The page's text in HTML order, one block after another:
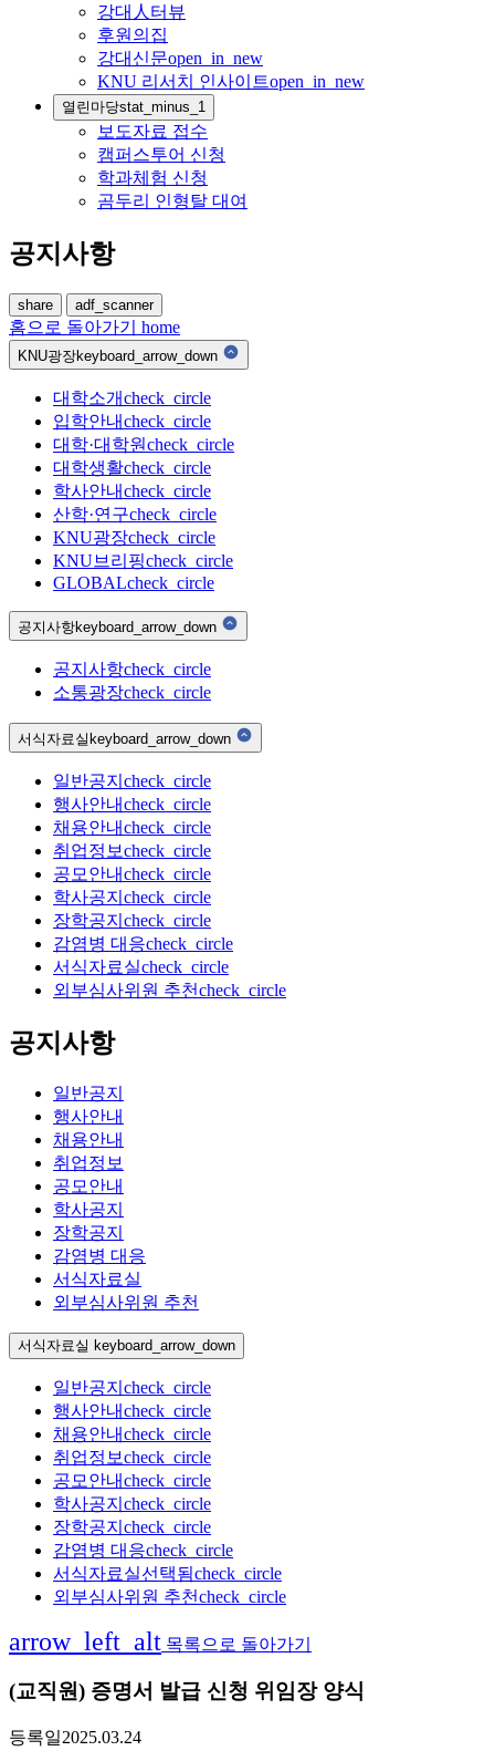
강대人터뷰
후원의집
강대신문open_in_new
KNU 리서치 인사이트open_in_new
열린마당stat_minus_1
보도자료 접수
캠퍼스투어 신청
학과체험 신청
곰두리 인형탈 대여
공지사항
share adf_scanner
홈으로 돌아가기 home
KNU광장keyboard_arrow_down
대학소개check_circle
입학안내check_circle
대학·대학원check_circle
대학생활check_circle
학사안내check_circle
산학·연구check_circle
KNU광장check_circle
KNU브리핑check_circle
GLOBALcheck_circle
공지사항keyboard_arrow_down
공지사항check_circle
소통광장check_circle
서식자료실keyboard_arrow_down
일반공지 check_circle
행사안내check_circle
채용안내check_circle
취업정보check_circle
공모안내check_circle
학사공지 check_circle
장학공지 check_circle
감염병 대응check_circle
서식자료실check_circle
외부심사위원 추천check_circle
공지사항
일반공지
행사안내
채용안내
취업정보
공모안내
학사공지
장학공지
감염병 대응
서식자료실
외부심사위원 추천
서식자료실 keyboard_arrow_down
일반공지 check_circle
행사안내check_circle
채용안내check_circle
취업정보check_circle
공모안내check_circle
학사공지 check_circle
장학공지 check_circle
감염병 대응check_circle
서식자료실선택됨check_circle
외부심사위원 추천check_circle
arrow_left_alt 목록으로 돌아가기
(교직원) 증명서 발급 신청 위임장 양식
등록일2025.03.24